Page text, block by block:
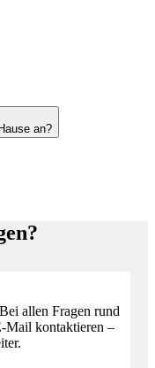
an?
allen Fragen rund
Mail kontaktieren –